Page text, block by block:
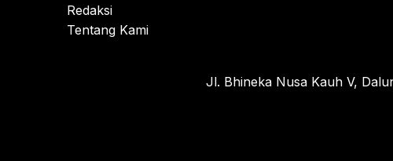
Redaksi
Tentang Kami
Jl. Bhineka Nusa Kauh V,